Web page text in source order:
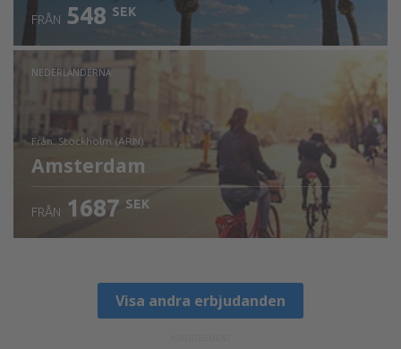
FRÅN 548 SEK
NEDERLÄNDERNA
från: Stockholm (ARN)
Amsterdam
FRÅN 1687 SEK
Visa andra erbjudanden